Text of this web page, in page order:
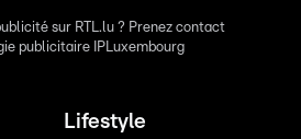
sur RTL.lu ? Prenez contact
publicitaire IPLuxembourg
Lifestyle